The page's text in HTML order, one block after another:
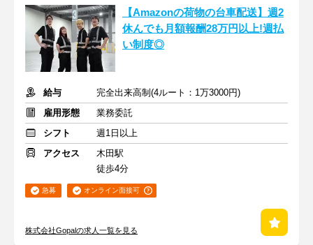
【Amazonの荷物の台車配送】週2
休んでも月額報酬28万円以上!週払
い制度◎
給与
完全出来高制(4ルート：1万3000円)
雇用形態
業務委託
シフト
週1日以上
アクセス
木田駅
徒歩4分
急募 オンライン面接可
株式会社Gopalの求人一覧を見る